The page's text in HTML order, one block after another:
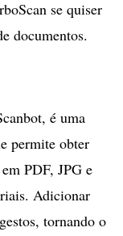
se quiser
documentos.
é uma
permite obter
PDF, JPG e
Adicionar
tornando o